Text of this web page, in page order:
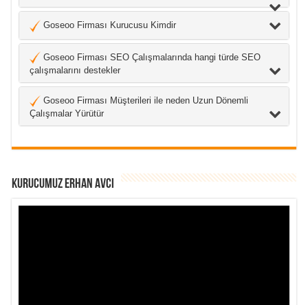
Goseoo Firması Kurucusu Kimdir
Goseoo Firması SEO Çalışmalarında hangi türde SEO
çalışmalarını destekler
Goseoo Firması Müşterileri ile neden Uzun Dönemli
Çalışmalar Yürütür
Kurucumuz Erhan Avcı